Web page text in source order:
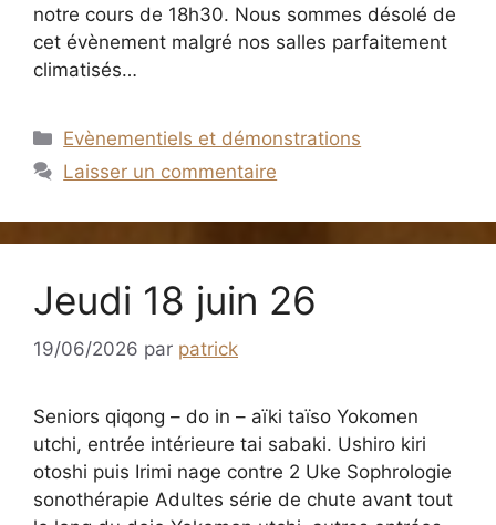
notre cours de 18h30. Nous sommes désolé de
cet évènement malgré nos salles parfaitement
climatisés…
Catégories
Evènementiels et démonstrations
Laisser un commentaire
Jeudi 18 juin 26
19/06/2026 par patrick
Seniors qiqong – do in – aïki taïso Yokomen
utchi, entrée intérieure tai sabaki. Ushiro kiri
otoshi puis Irimi nage contre 2 Uke Sophrologie
sonothérapie Adultes série de chute avant tout